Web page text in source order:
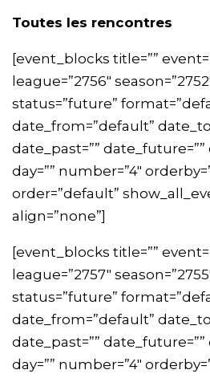
Toutes les rencontres
[event_blocks title=””
league=”2756″
status=”future”
date_from=”default”
date_past=”” date_future=””
day=”” number=”4″
order=”default”
align=”none”]
[event_blocks title=””
league=”2757″
status=”future”
date_from=”default”
date_past=”” date_future=””
day=”” number=”4″